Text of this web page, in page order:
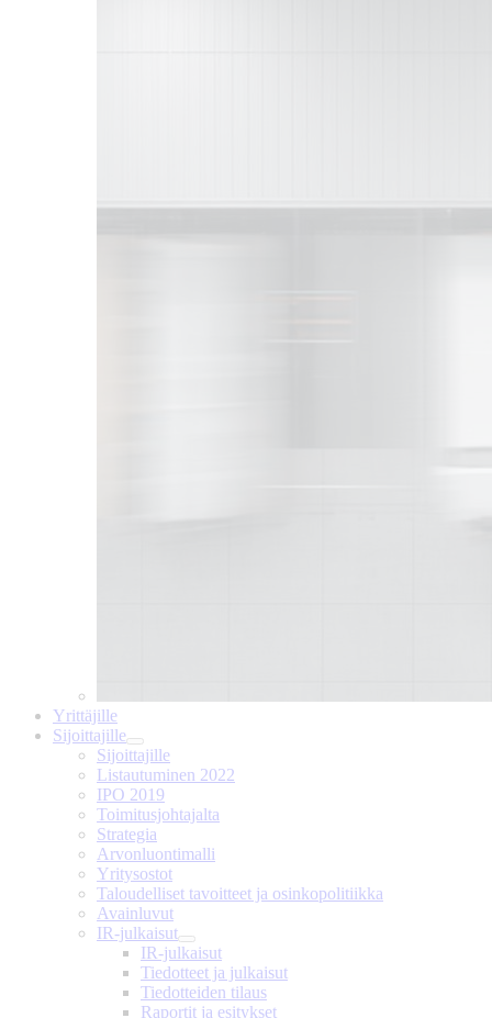
Yrittäjille
Sijoittajille
Sijoittajille
Listautuminen 2022
IPO 2019
Toimitusjohtajalta
Strategia
Arvonluontimalli
Yritysostot
Taloudelliset tavoitteet ja osinkopolitiikka
Avainluvut
IR-julkaisut
IR-julkaisut
Tiedotteet ja julkaisut
Tiedotteiden tilaus
Raportit ja esitykset